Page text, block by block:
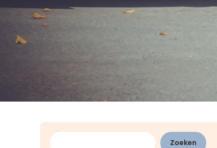
Zoeken
Zoeken